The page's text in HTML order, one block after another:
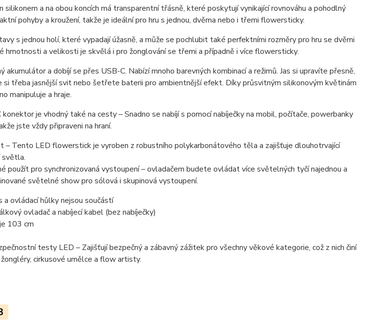
a na obou koncích má transparentní třásně, které poskytují vynikající rovnováhu a pohodlný
pohyby a kroužení, takže je ideální pro hru s jednou, dvěma nebo i třemi flowersticky.
s jednou holí, které vypadají úžasně, a může se pochlubit také perfektními rozměry pro hru se dvěmi
hmotnosti a velikosti je skvělá i pro žonglování se třemi a případně i více flowersticky.
a dobíjí se přes USB-C. Nabízí mnoho barevných kombinací a režimů. Jas si upravíte přesně,
třeba jasnější svit nebo šetřete baterii pro ambientnější efekt. Díky průsvitným silikonovým květinám
manipuluje a hraje.
je vhodný také na cesty – Snadno se nabíjí s pomocí nabíječky na mobil, počítače, powerbanky
jste vždy připraveni na hraní.
– Tento LED flowerstick je vyroben z robustního polykarbonátového těla a zajišťuje dlouhotrvající
světla.
použít pro synchronizovaná vystoupení – ovladačem budete ovládat více světelných tyčí najednou a
světelné show pro sólová i skupinová vystoupení.
a ovládací hůlky nejsou součástí
ovladač a nabíjecí kabel (bez nabíječky)
103 cm
testy LED – Zajišťují bezpečný a zábavný zážitek pro všechny věkové kategorie, což z nich činí
cirkusové umělce a flow artisty.